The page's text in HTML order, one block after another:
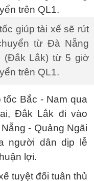
giúp tài xế sẽ rút
từ Đà Nẵng
(Đắk Lắk) từ 5 giờ
trên QL1.
Bắc - Nam qua
Đắk Lắk đi vào
- Quảng Ngãi
người dân dịp lễ
lợi.
tuyệt đối tuân thủ